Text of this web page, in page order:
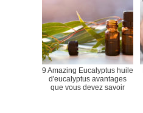
9 Amazing Eucalyptus huile
d'eucalyptus avantages
que vous devez savoir